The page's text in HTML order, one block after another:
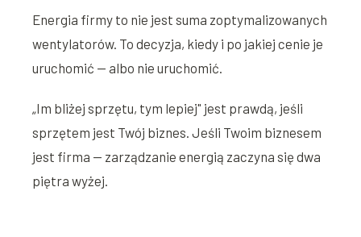
Energia firmy to nie jest suma zoptymalizowanych
wentylatorów. To decyzja, kiedy i po jakiej cenie je
uruchomić — albo nie uruchomić.
„Im bliżej sprzętu, tym lepiej" jest prawdą, jeśli
sprzętem jest Twój biznes. Jeśli Twoim biznesem
jest firma — zarządzanie energią zaczyna się dwa
piętra wyżej.